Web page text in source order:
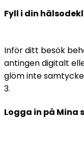
Fyll i din
Inför ditt besök
antingen digitalt
glöm inte
3.
Logga in på Mina